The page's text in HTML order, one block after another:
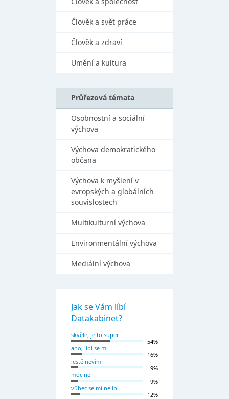
Člověk a svět práce
Člověk a zdraví
Umění a kultura
Průřezová témata
Osobnostní a sociální
výchova
Výchova demokratického
občana
Výchova k myšlení v
evropských a globálních
souvislostech
Multikulturní výchova
Environmentální výchova
Mediální výchova
Jak se Vám líbí
Datakabinet?
skvěle, je to super
54%
ano, líbí se mi
16%
jestě nevím
9%
moc ne
9%
vůbec se mi nelíbí
12%